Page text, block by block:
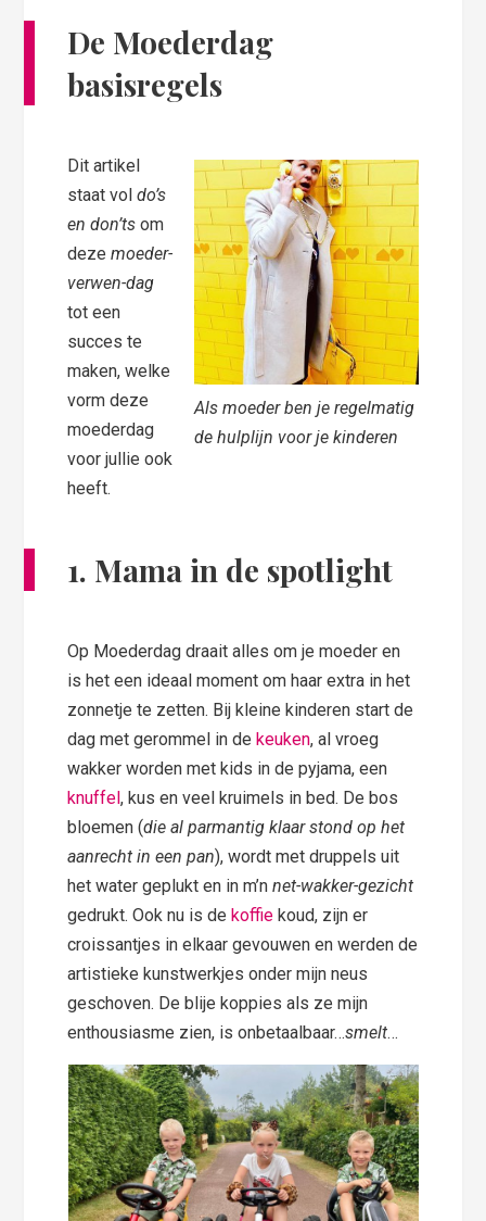
De Moederdag
basisregels
Als moeder ben je regelmatig
de hulplijn voor je kinderen
Dit artikel
staat voldo’s
en don’ts om
dezemoeder-
verwen-dag
tot een
succes te
maken, welke
vorm deze
moederdag
voor jullie ook
heeft.
1. Mama in de spotlight
Op Moederdag draait alles om je moeder en
is het een ideaal moment om haar extra in het
zonnetje te zetten. Bij kleine kinderen start de
dag met gerommel in de keuken, al vroeg
wakker worden met kids in de pyjama, een
knuffel, kus en veel kruimels in bed. De bos
bloemen (die al parmantig klaar stond op het
aanrecht in een pan), wordt met druppels uit
het water geplukt en in m’nnet-wakker-gezicht
gedrukt. Ook nu is de koffie koud, zijn er
croissantjes in elkaar gevouwen en werden de
artistieke kunstwerkjes onder mijn neus
geschoven. De blije koppies als ze mijn
enthousiasme zien, is onbetaalbaar…smelt…